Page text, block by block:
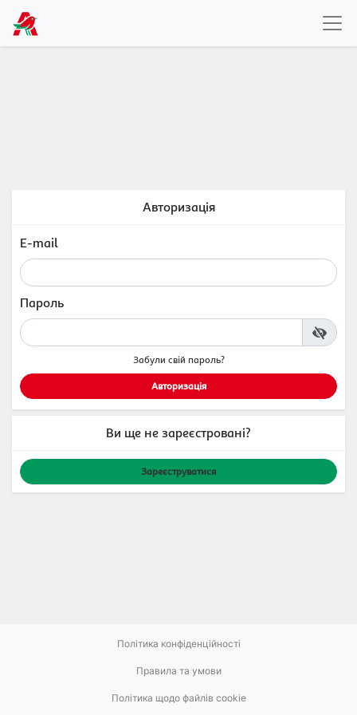
Авторизація
E-mail
Пароль
Забули свій пароль?
Ви ще не зареєстровані?
Зареєструватися
Політика конфіденційності
Правила та умови
Політика щодо файлів cookie